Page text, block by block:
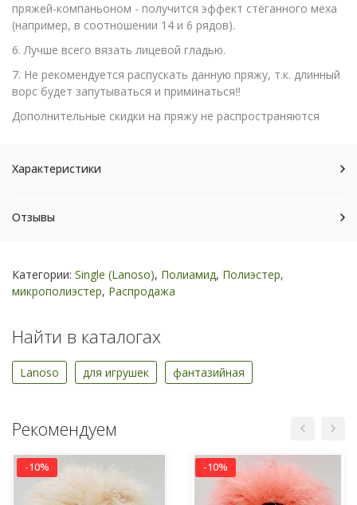
пряжей-компаньоном - получится эффект стёганного меха
(например, в соотношении 14 и 6 рядов).
6. Лучше всего вязать лицевой гладью.
7. Не рекомендуется распускать данную пряжу, т.к. длинный
ворс будет запутываться и приминаться‼️
Дополнительные скидки на пряжу не распространяются
Характеристики
Отзывы
Категории: Single (Lanoso), Полиамид, Полиэстер,
микрополиэстер, Распродажа
Найти в каталогах
Lanoso для игрушек фантазийная
Рекомендуем
-10% -10%